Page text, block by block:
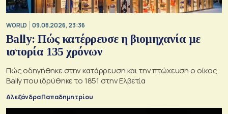
WORLD 09.08.2026, 23:36
Bally: Πώς κατέρρευσε η βιομηχανία με
ιστορία 135 χρόνων
Πώς οδηγήθηκε στην κατάρρευση και την πτώχευση ο οίκος
Bally που ιδρύθηκε το 1851 στην Ελβετία
Αλεξάνδρα Παπαδημητρίου